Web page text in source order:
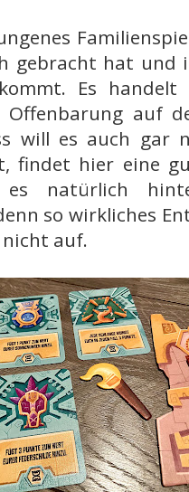
gebracht hat und
Es handelt
auf
will es auch gar
findet hier eine
es natürlich
so wirkliches
auf.